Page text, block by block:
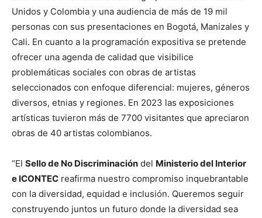
Unidos y Colombia y una audiencia de más de 19 mil
personas con sus presentaciones en Bogotá, Manizales y
Cali. En cuanto a la programación expositiva se pretende
ofrecer una agenda de calidad que visibilice
problemáticas sociales con obras de artistas
seleccionados con enfoque diferencial: mujeres, géneros
diversos, etnias y regiones. En 2023 las exposiciones
artísticas tuvieron más de 7700 visitantes que apreciaron
obras de 40 artistas colombianos.
“El Sello de No Discriminación del Ministerio del Interior
e ICONTEC reafirma nuestro compromiso inquebrantable
con la diversidad, equidad e inclusión. Queremos seguir
construyendo juntos un futuro donde la diversidad sea